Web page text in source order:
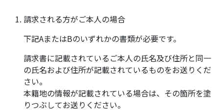
請求される方がご本人の場合
下記AまたはBのいずれかの書類が必要です。
請求書に記載されているご本人の氏名及び住所と同一
の氏名および住所が記載されているものをお送りくだ
さい。
本籍地の情報が記載されている場合は、その箇所を塗
りつぶしてお送りください。